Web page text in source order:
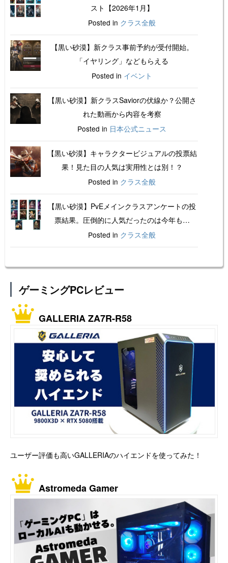
スト【2026年1月】
Posted in クラス全般
【黒い砂漠】新クラス事前予約が受付開始。
「イヤリング」などもらえる
Posted in イベント
【黒い砂漠】新クラスSaviorの伏線か？公開さ
れた動画から内容を考察
Posted in 日本公式ニュース
【黒い砂漠】キャラクタービジュアルの投票結
果！見た目の人気は実用性とは別！？
Posted in クラス全般
【黒い砂漠】PvEメインクラスアンケートの投
票結果。圧倒的に人気だったのは今年も…
Posted in クラス全般
ゲーミングPCレビュー
GALLERIA ZA7R-R58
ユーザー評価も高いGALLERIAのハイエンドを使ってみた！
Astromeda Gamer